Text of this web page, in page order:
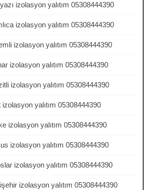
izolasyon yalıtım 05308444390
izolasyon yalıtım 05308444390
izolasyon yalıtım 05308444390
izolasyon yalıtım 05308444390
izolasyon yalıtım 05308444390
yalıtım 05308444390
izolasyon yalıtım 05308444390
izolasyon yalıtım 05308444390
izolasyon yalıtım 05308444390
izolasyon yalıtım 05308444390